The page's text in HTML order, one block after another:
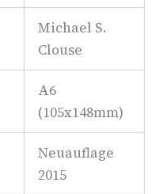
Michael S.
Clouse
A6
(105x148mm)
Neuauflage
2015